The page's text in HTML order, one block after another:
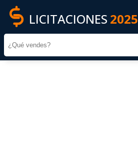
LICITACIONES 2025